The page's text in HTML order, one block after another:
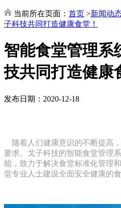
当前所在页面： 首页 >新闻动
子科技共同打造健康食堂！
智能食堂管理系
技共同打造健康
发布日期：2020-12-18
随着人们健康意识的不断提高
要求。戈子科技的智能食堂管理
能，致力于解决食堂标准化管理
堂专业人士建设全面安全健康的食